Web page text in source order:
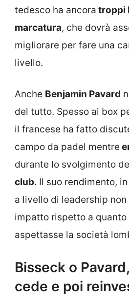
tedesco ha ancora troppi
marcatura, che dovrà
migliorare per fare una
livello.
Anche Benjamin Pavard
del tutto. Spesso ai box
il francese ha fatto
campo da padel mentre
durante lo svolgimento
club. Il suo rendimento,
a livello di leadership
impatto rispetto a quanto
aspettasse la società
Bisseck o
cede e poi